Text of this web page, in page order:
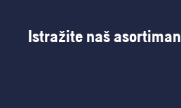
Istražite naš asortiman